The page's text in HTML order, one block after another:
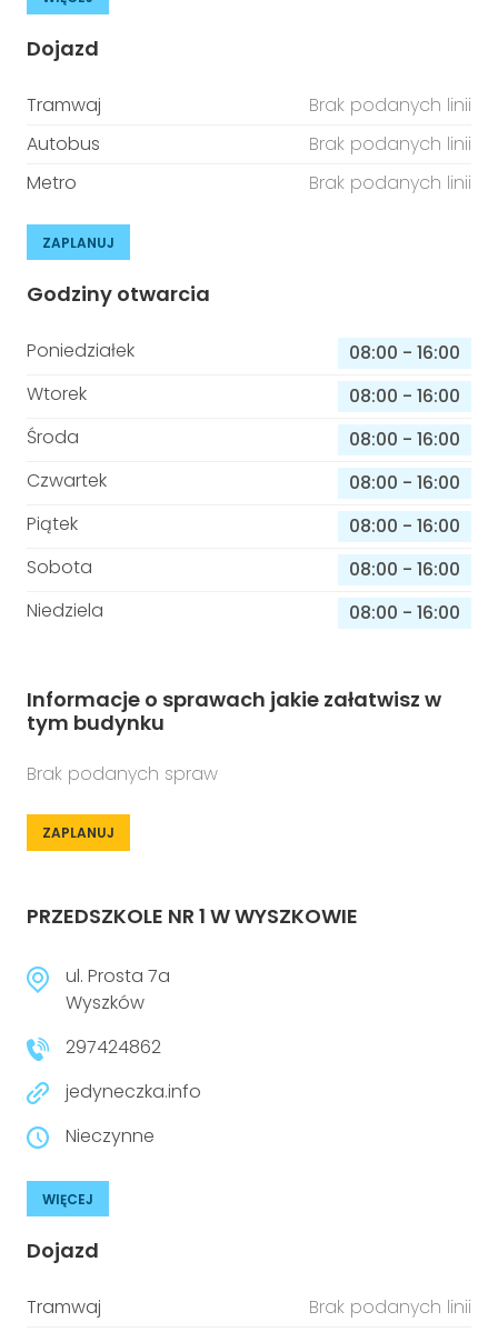
Dojazd
Tramwaj
Brak podanych linii
Autobus
Brak podanych linii
Metro
Brak podanych linii
ZAPLANUJ
Godziny otwarcia
Poniedziałek 08:00 - 16:00
Wtorek
08:00 - 16:00
Środa
08:00 - 16:00
Czwartek
08:00 - 16:00
Piątek
08:00 - 16:00
Sobota
08:00 - 16:00
Niedziela
08:00 - 16:00
Informacje o sprawach jakie załatwisz w
tym budynku
Brak podanych spraw
ZAPLANUJ
PRZEDSZKOLE NR 1 W WYSZKOWIE
ul. Prosta 7a
Wyszków
297424862
jedyneczka.info
Nieczynne
WIĘCEJ
Dojazd
Tramwaj
Brak podanych linii